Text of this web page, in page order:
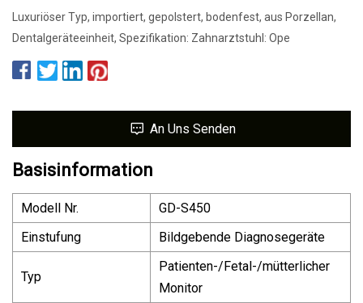
Luxuriöser Typ, importiert, gepolstert, bodenfest, aus Porzellan,
Dentalgeräteeinheit, Spezifikation: Zahnarztstuhl: Ope
An Uns Senden
Basisinformation
Modell Nr.
GD-S450
Einstufung
Bildgebende Diagnosegeräte
Typ
Patienten-/Fetal-/mütterlicher
Monitor